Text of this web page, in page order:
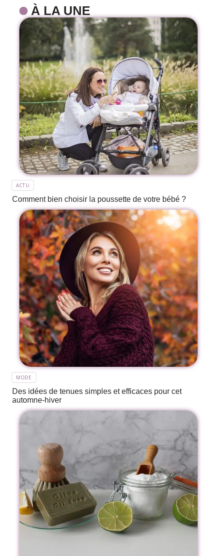
À LA UNE
ACTU
Comment bien choisir la poussette de votre bébé ?
MODE
Des idées de tenues simples et efficaces pour cet
automne-hiver